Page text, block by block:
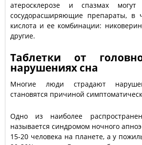
атеросклерозе и спазмах
сосудорасширяющие препараты, в
кислота и ее комбинации:
другие.
Таблетки от
нарушениях сна
Многие люди страдают
становятся причиной
Одно из наиболее
называется синдромом ночного
15-20 человека на планете, а у